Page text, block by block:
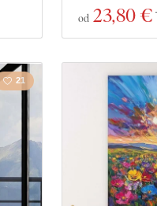
od 23,80 €
21